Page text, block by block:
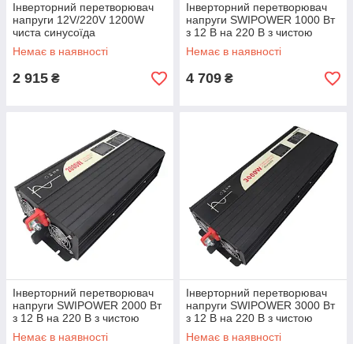
Інверторний перетворювач
напруги 12V/220V 1200W
чиста синусоїда
Немає в наявності
2 915 ₴
Інверторний перетворювач
напруги SWIPOWER 1000 Вт
з 12 В на 220 В з чистою
синусоїдою
Немає в наявності
4 709 ₴
Інверторний перетворювач
напруги SWIPOWER 2000 Вт
з 12 В на 220 В з чистою
синусоїдою
Немає в наявності
Інверторний перетворювач
напруги SWIPOWER 3000 Вт
з 12 В на 220 В з чистою
синусоїдою
Немає в наявності